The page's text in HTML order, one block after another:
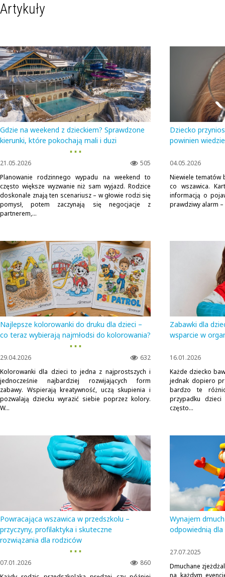
Artykuły
Gdzie na weekend z dzieckiem? Sprawdzone
kierunki, które pokochają mali i duzi
▪ ▪ ▪
505
21.05.2026
Planowanie rodzinnego wypadu na weekend to
często większe wyzwanie niż sam wyjazd. Rodzice
doskonale znają ten scenariusz – w głowie rodzi się
pomysł, potem zaczynają się negocjacje z
partnerem,...
Dziecko
powinien
04.05.2026
Niewiele tematów
co wszawica.
informacją o
prawdziwy alarm
Najlepsze kolorowanki do druku dla dzieci –
co teraz wybierają najmłodsi do kolorowania?
▪ ▪ ▪
632
29.04.2026
Kolorowanki dla dzieci to jedna z najprostszych i
jednocześnie najbardziej rozwijających form
zabawy. Wspierają kreatywność, uczą skupienia i
pozwalają dziecku wyrazić siebie poprzez kolory.
W...
Zabawki dla
wsparcie w
16.01.2026
Każde dziecko
jednak dopiero
bardzo te
przypadku
często...
Powracająca wszawica w przedszkolu –
przyczyny, profilaktyka i skuteczne
rozwiązania dla rodziców
▪ ▪ ▪
860
07.01.2026
Wynajem
odpowiednią
27.07.2025
Dmuchane
na każdym